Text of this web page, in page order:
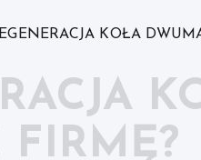
KOŁA
FIRMĘ?